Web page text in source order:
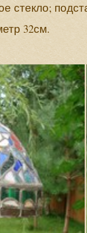
стекло;
32см.